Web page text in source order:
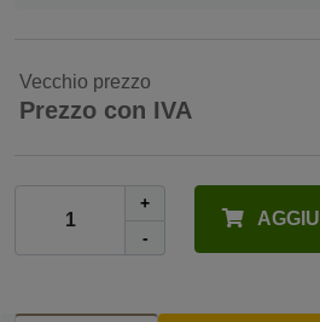
Vecchio prezzo
Prezzo con IVA
+
-